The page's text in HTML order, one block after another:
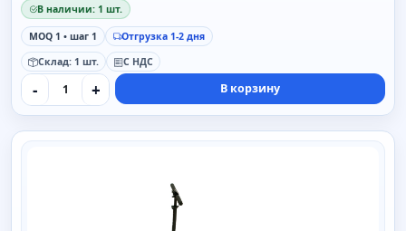
В наличии: 1 шт.
MOQ 1 • шаг 1
Отгрузка 1-2 дня
Склад: 1 шт.
С НДС
- + В корзину
SAIMAA